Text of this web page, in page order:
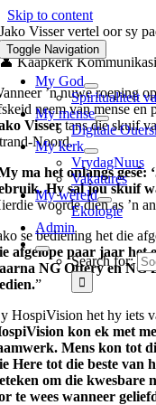
Skip to content
Toggle Navigation
My God
Spiritualiteit
My mense
Digitale
My kerk
VrydagNuus
Vakatures
My wêreld
Ekologie
Admin
Search for:
Jako Visser vertel oor sy
👤 Kaapkerk
’n nuwe roeping
neem van mense en
Vissertans die skuif
Noord.
ma het onlangs gesê:
Hy sal jou skuif
woorde dien as ’n
se bediening het die
afgelope paar jaar het
NG Ottery en NG
”
HospiVision het hy iets
kon ek met
Mens kon tot
Here tot die beste van
om die kwesbare
te wees wanneer